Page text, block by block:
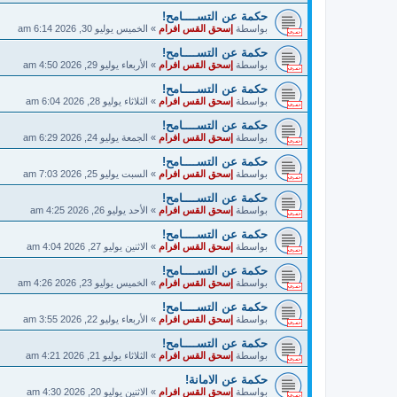
حكمة عن التســــامح!
بواسطة إسحق القس افرام » الخميس يوليو 30, 2026 6:14 am
حكمة عن التســــامح!
بواسطة إسحق القس افرام » الأربعاء يوليو 29, 2026 4:50 am
حكمة عن التســــامح!
بواسطة إسحق القس افرام » الثلاثاء يوليو 28, 2026 6:04 am
حكمة عن التســــامح!
بواسطة إسحق القس افرام » الجمعة يوليو 24, 2026 6:29 am
حكمة عن التســــامح!
بواسطة إسحق القس افرام » السبت يوليو 25, 2026 7:03 am
حكمة عن التســــامح!
بواسطة إسحق القس افرام » الأحد يوليو 26, 2026 4:25 am
حكمة عن التســــامح!
بواسطة إسحق القس افرام » الاثنين يوليو 27, 2026 4:04 am
حكمة عن التســــامح!
بواسطة إسحق القس افرام » الخميس يوليو 23, 2026 4:26 am
حكمة عن التســــامح!
بواسطة إسحق القس افرام » الأربعاء يوليو 22, 2026 3:55 am
حكمة عن التســــامح!
بواسطة إسحق القس افرام » الثلاثاء يوليو 21, 2026 4:21 am
حكمة عن الامانة!
بواسطة إسحق القس افرام » الاثنين يوليو 20, 2026 4:30 am